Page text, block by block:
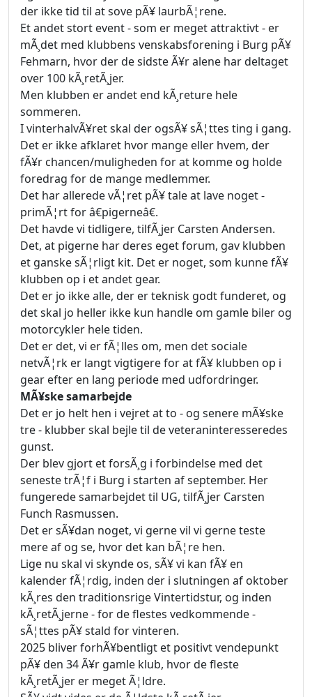
der ikke tid til at sove pÃ¥ laurbÃ¦rene.
Et andet stort event - som er meget attraktivt - er
mÃ¸det med klubbens venskabsforening i Burg pÃ¥
Fehmarn, hvor der de sidste Ã¥r alene har deltaget
over 100 kÃ¸retÃ¸jer.
Men klubben er andet end kÃ¸reture hele
sommeren.
I vinterhalvÃ¥ret skal der ogsÃ¥ sÃ¦ttes ting i gang.
Det er ikke afklaret hvor mange eller hvem, der
fÃ¥r chancen/muligheden for at komme og holde
foredrag for de mange medlemmer.
Det har allerede vÃ¦ret pÃ¥ tale at lave noget -
primÃ¦rt for â€pigerneâ€.
Det havde vi tidligere, tilfÃ¸jer Carsten Andersen.
Det, at pigerne har deres eget forum, gav klubben
et ganske sÃ¦rligt kit. Det er noget, som kunne fÃ¥
klubben op i et andet gear.
Det er jo ikke alle, der er teknisk godt funderet, og
det skal jo heller ikke kun handle om gamle biler og
motorcykler hele tiden.
Det er det, vi er fÃ¦lles om, men det sociale
netvÃ¦rk er langt vigtigere for at fÃ¥ klubben op i
gear efter en lang periode med udfordringer.
MÃ¥ske samarbejde
Det er jo helt hen i vejret at to - og senere mÃ¥ske
tre - klubber skal bejle til de veteraninteresseredes
gunst.
Der blev gjort et forsÃ¸g i forbindelse med det
seneste trÃ¦f i Burg i starten af september. Her
fungerede samarbejdet til UG, tilfÃ¸jer Carsten
Funch Rasmussen.
Det er sÃ¥dan noget, vi gerne vil vi gerne teste
mere af og se, hvor det kan bÃ¦re hen.
Lige nu skal vi skynde os, sÃ¥ vi kan fÃ¥ en
kalender fÃ¦rdig, inden der i slutningen af oktober
kÃ¸res den traditionsrige Vintertidstur, og inden
kÃ¸retÃ¸jerne - for de flestes vedkommende -
sÃ¦ttes pÃ¥ stald for vinteren.
2025 bliver forhÃ¥bentligt et positivt vendepunkt
pÃ¥ den 34 Ã¥r gamle klub, hvor de fleste
kÃ¸retÃ¸jer er meget Ã¦ldre.